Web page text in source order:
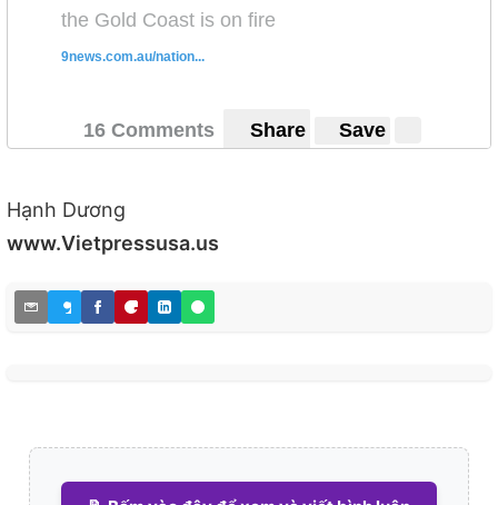
the Gold Coast is on fire
9news.com.au/nation...
16 Comments Share Save
Hạnh Dương
www.Vietpressusa.us